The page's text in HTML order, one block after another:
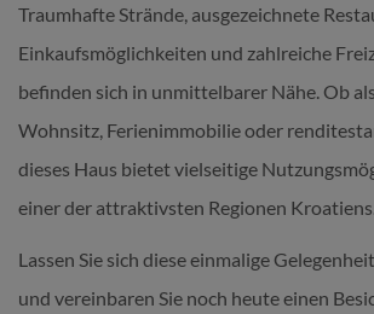
Traumhafte Strände, ausgezeichnete
Einkaufsmöglichkeiten und zahlreiche
befinden sich in unmittelbarer Nähe. Ob
Wohnsitz, Ferienimmobilie oder
dieses Haus bietet vielseitige
einer der attraktivsten Regionen
Lassen Sie sich diese einmalige
und vereinbaren Sie noch heute einen